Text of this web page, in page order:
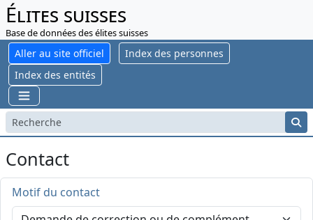
Élites suisses
Base de données des élites suisses
Aller au site officiel
Index des personnes
Index des entités
Contact
Motif du contact